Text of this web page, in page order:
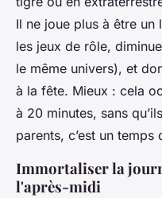
Il ne joue plus à être un
les jeux de rôle,
le même univers), et
à la fête. Mieux : cela
à 20 minutes, sans
parents, c’est un temps
Immortaliser la
l'après-midi